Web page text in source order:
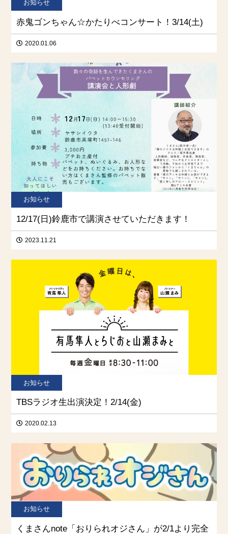
お知らせ
赤鬼ゴンちゃん☆かたりべコンサート！3/14(土)
2020.01.06
お知らせ
12/17(日)鈴鹿市で講演させていただきます！
2023.11.21
お知らせ
TBSラジオ生出演決定！2/14(金)
2020.02.13
お知らせ
くまさんnote「おりられオジさん」が2/1より完全